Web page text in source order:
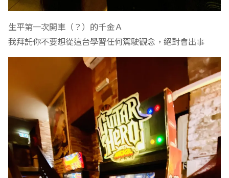
生平第一次開車（？）的千金Ａ
我拜託你不要想從這台學習任何駕駛觀念，絕對會出事